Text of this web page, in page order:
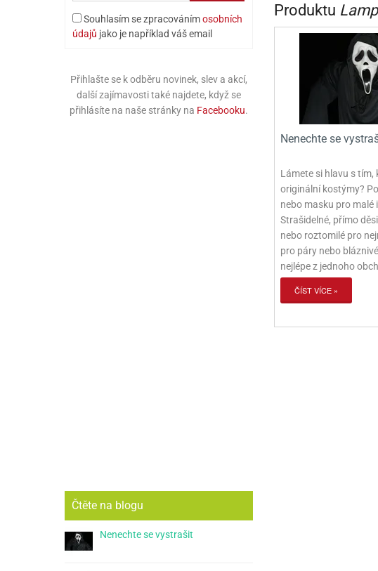
Souhlasím se zpracovánímosobních
údajů jako je například váš email
Přihlašte se k odběru novinek, slev a akcí,
další zajímavosti také najdete, když se
přihlásíte na naše stránky na Facebooku.
Čtěte na blogu
Nenechte se vystrašit
Produktu
Nenechte se
Lámete si hlavu s tím,
originální kostýmy?
nebo masku pro malé
Strašidelné, přímo
nebo roztomilé pro
pro páry nebo
nejlépe z jednoho
ČÍST VÍCE »